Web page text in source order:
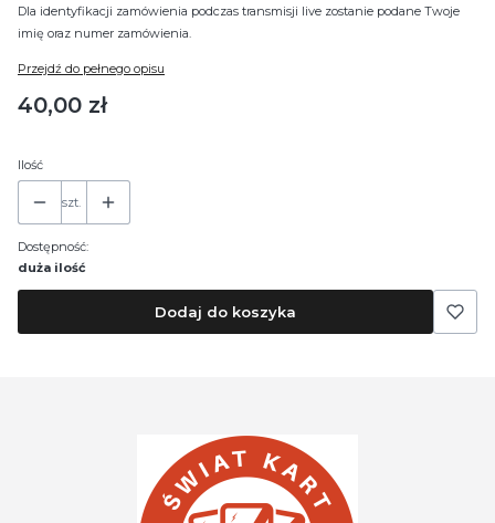
Dla identyfikacji zamówienia podczas transmisji live zostanie podane Twoje
imię oraz numer zamówienia.
Przejdź do pełnego opisu
Cena
40,00 zł
Ilość
szt.
Dostępność:
duża ilość
Dodaj do koszyka